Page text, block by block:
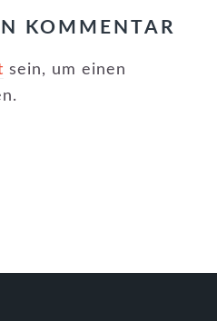
KOMMENTAR
sein, um einen